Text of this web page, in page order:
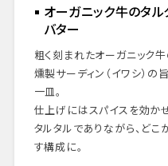
オーガニック牛のタ
バター
粗く刻まれたオーガニック牛
燻製サーディン（イワシ）
一皿。
仕上げにはスパイスを効か
タルタルでありながら、ど
す構成に。